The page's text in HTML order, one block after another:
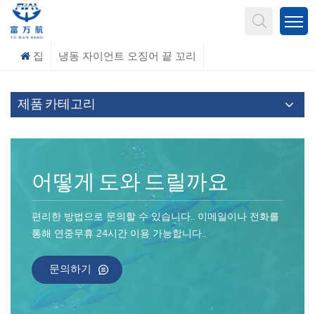
집 냉동 자이언트 오징어 끝 꼬리
제품 카테고리
어떻게 도와 드릴까요
편리한 방법으로 문의할 수 있습니다.. 이메일이나 전화를
통해 연중무휴 24시간 이용 가능합니다..
문의하기